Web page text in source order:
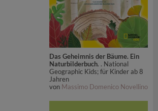
Das Geheimnis der Bäume. Ein
Naturbilderbuch. . National
Geographic Kids; für Kinder ab 8
Jahren
von Massimo Domenico Novellino